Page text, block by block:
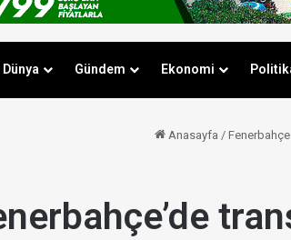
Dünya Gündem Ekonomi
Anasayfa / Fenerbahçe